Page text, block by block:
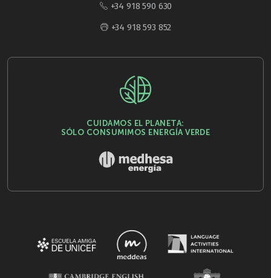
+34 918 590 630
+34 918 593 852
CUIDAMOS EL PLANETA:
SÓLO CONSUMIMOS ENERGÍA VERDE